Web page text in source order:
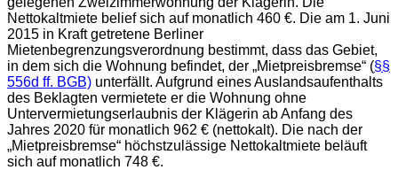
Nettokaltmiete belief sich auf monatlich 460 €. Die am 1. Juni
2015 in Kraft getretene Berliner
Mietenbegrenzungsverordnung bestimmt, dass das Gebiet,
in dem sich die Wohnung befindet, der „Mietpreisbremse“ (§§
556d ff. BGB) unterfällt. Aufgrund eines Auslandsaufenthalts
des Beklagten vermietete er die Wohnung ohne
Untervermietungserlaubnis der Klägerin ab Anfang des
Jahres 2020 für monatlich 962 € (nettokalt). Die nach der
„Mietpreisbremse“ höchstzulässige Nettokaltmiete beläuft
sich auf monatlich 748 €.